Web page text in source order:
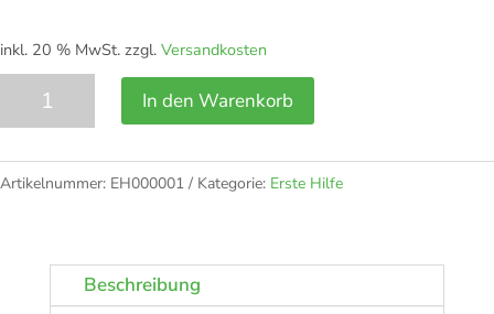
inkl. 20 % MwSt. zzgl. Versandkosten
SMART
leer
In den Warenkorb
Artikelnummer: EH000001 Kategorie: Erste Hilfe
Beschreibung